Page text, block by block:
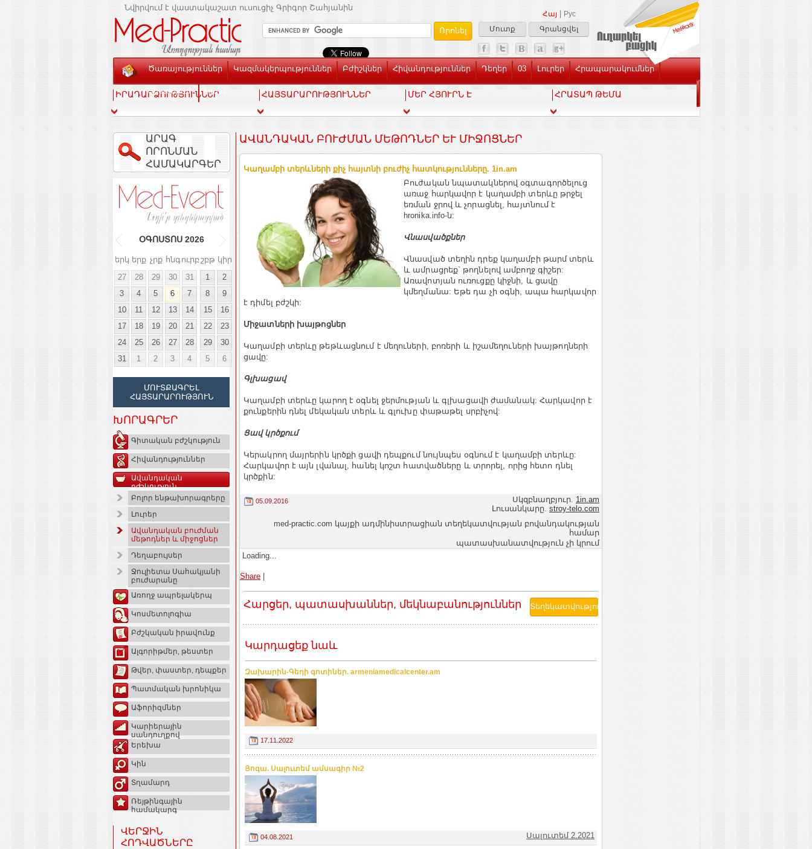
Հայ
Рус
Մուտք
Գրանցվել
Նվիրվում է վաստակաշատ ուսուցիչ Գրիգոր Շահյանին
Ծառայություններ Կազմակերպություններ Բժիշկներ Հիվանդություններ Դեղեր 03 Լուրեր Հրապարակումներ
Տեսասրահ Կապ
ԻՐԱԴԱՐՁՈՒԹՅՈՒՆՆԵՐ ՀԱՅՏԱՐԱՐՈՒԹՅՈՒՆՆԵՐ ՄԵՐ ՀՅՈՒՐՆ Է ՀՐԱՏԱՊ ԹԵՄԱ
ԱՐԱԳ
ՈՐՈՆՄԱՆ
ՀԱՄԱԿԱՐԳԵՐ
ՕԳՈՍՏՈՍ 2026
երկ երք չրք հնգուրբ շբթ կիր
27
28 29 30 31 1
2
3
4 5 6 7 8
9
10
11 12 13 14 15
16
17
18 19 20 21 22
23
24
25 26 27 28 29
30
31
1 2 3 4 5 6
ՄՈՒՏՔԱԳՐԵԼ
ՀԱՅՏԱՐԱՐՈՒԹՅՈՒՆ
ԽՈՐԱԳՐԵՐ
Գիտական բժշկություն
Հիվանդություններ
Ավանդական
բժշկություն
Բոլոր ենթախորագրերը
Լուրեր
Ավանդական բուժման
մեթոդներ և միջոցներ
Դեղաբույսեր
Ջուլիետա Սահակյանի
բուժարանը
Առողջ ապրելակերպ
Կոսմետոլոգիա
Բժշկական իրավունք
Ալգորիթմեր, թեստեր
Թվեր, փաստեր, դեպքեր
Պատմական խրոնիկա
Աֆորիզմներ
Կարիերային
սանդուղքով
Երեխա
Կին
Տղամարդ
Ռեյթինգային
համակարգ
ՎԵՐՋԻՆ
ՀՈԴՎԱԾՆԵՐԸ
ԱՎԱՆԴԱԿԱՆ ԲՈՒԺՄԱՆ ՄԵԹՈԴՆԵՐ ԵՒ ՄԻՋՈՑՆԵՐ
Կաղամբի տերևների քիչ հայտնի բուժիչ հատկությունները. 1in.am
Բուժական նպատակներով օգտագործելուց
առաջ հարկավոր է կաղամբի տերևը թրջել
եռման ջրով և չորացնել, հայտնում է
hronika.info-ն:
Վնասվածքներ
Վնասված տեղին դրեք կաղամբի թարմ տերև
և ամրացրեք` թողնելով ամբողջ գիշեր:
Առավոտյան ուռուցքը կիջնի, և ցավը
կմեղմանա: Եթե դա չի օգնի, ապա հարկավոր
է դիմել բժշկի:
Միջատների խայթոցներ
Կաղամբի տերևը թեթևացնում է մեղուների, բոռերի և իշամեղուների խայթողների
ցավը:
Գլխացավ
Կաղամբի տերևը կարող է օգնել ջերմության և գլխացավի ժամանակ: Հարկավոր է
քունքերին դնել մեկական տերև և գլուխը փաթաթել սրբիչով:
Ցավ կրծքում
Կերակրող մայրերին կրծքի ցավի դեպքում նույնպես օգնում է կաղամբի տերևը:
Հարկավոր է այն լվանալ, հանել կոշտ հատվածները և տրորել, որից հետո դնել
կրծքին:
05.09.2016 Սկզբնաղբյուր. 1in.am
Լուսանկարը. stroy-telo.com
med-practic.com կայքի ադմինիստրացիան տեղեկատվության բովանդակության
համար
պատասխանատվություն չի կրում
Loading...
Share
Հարցեր, պատասխաններ, մեկնաբանություններ
Կարդացեք նաև
Զախարին-Գեդի գոտիներ. armeniamedicalcenter.am
17.11.2022
Յոգա. Սալուտեմ ամսագիր №2
04.08.2021 Սալուտեմ 2.2021